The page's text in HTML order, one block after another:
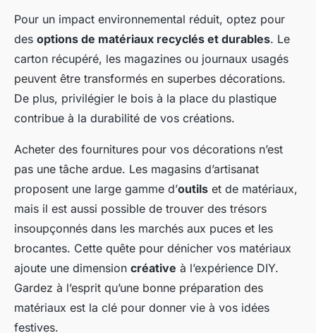
Pour un impact environnemental réduit, optez pour
des options de matériaux recyclés et durables. Le
carton récupéré, les magazines ou journaux usagés
peuvent être transformés en superbes décorations.
De plus, privilégier le bois à la place du plastique
contribue à la durabilité de vos créations.
Acheter des fournitures pour vos décorations n’est
pas une tâche ardue. Les magasins d’artisanat
proposent une large gamme d’outils et de matériaux,
mais il est aussi possible de trouver des trésors
insoupçonnés dans les marchés aux puces et les
brocantes. Cette quête pour dénicher vos matériaux
ajoute une dimension créative à l’expérience DIY.
Gardez à l’esprit qu’une bonne préparation des
matériaux est la clé pour donner vie à vos idées
festives.